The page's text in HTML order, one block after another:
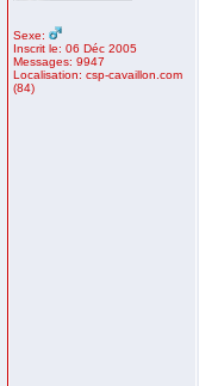
Sexe:
Inscrit le: 06 Déc 2005
Messages: 9947
Localisation: csp-cavaillon.com
(84)